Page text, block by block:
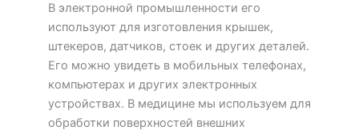
В электронной промышленности его
используют для изготовления крышек,
штекеров, датчиков, стоек и других деталей.
Его можно увидеть в мобильных телефонах,
компьютерах и других электронных
устройствах. В медицине мы используем для
обработки поверхностей внешних